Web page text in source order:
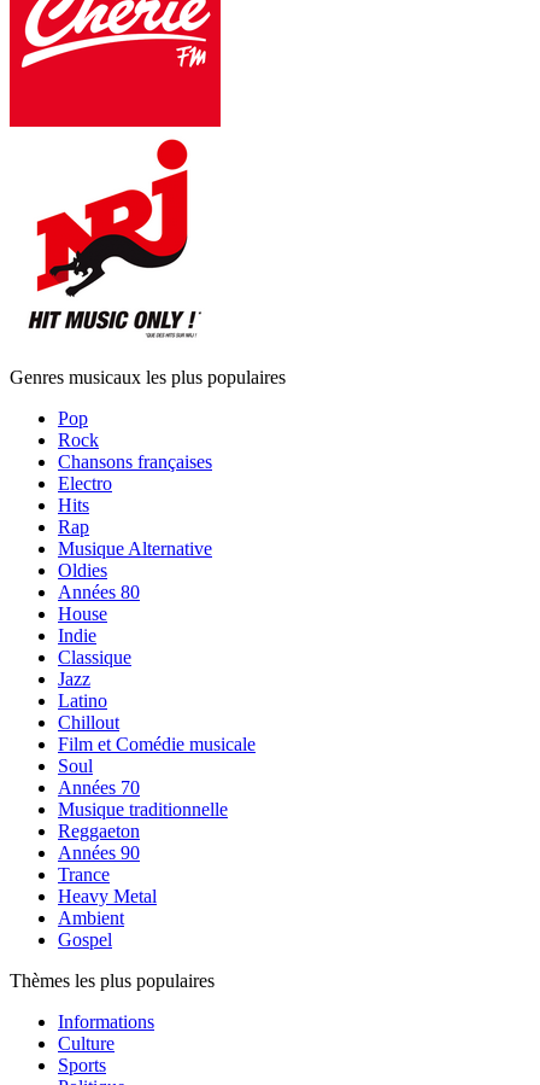
Genres musicaux les plus populaires
Pop
Rock
Chansons françaises
Electro
Hits
Rap
Musique Alternative
Oldies
Années 80
House
Indie
Classique
Jazz
Latino
Chillout
Film et Comédie musicale
Soul
Années 70
Musique traditionnelle
Reggaeton
Années 90
Trance
Heavy Metal
Ambient
Gospel
Thèmes les plus populaires
Informations
Culture
Sports